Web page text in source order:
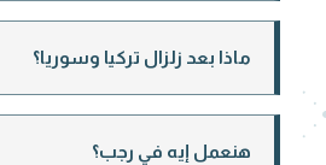
ماذا بعد زلزال تركيا وسوريا؟
هنعمل إيه في رجب؟